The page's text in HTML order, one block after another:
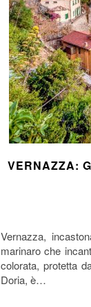
VERNAZZA:
Vernazza,
marinaro che
colorata, protetta
Doria, è…